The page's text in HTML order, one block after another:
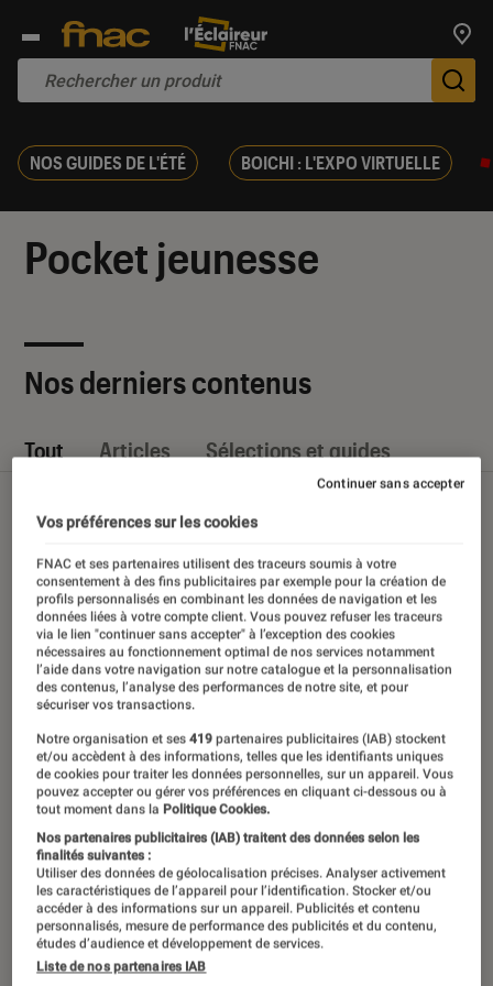
NOS GUIDES DE L'ÉTÉ BOICHI : L'EXPO VIRTUELLE
Pocket jeunesse
Nos derniers contenus
Tout Articles Sélections et guides
Vos préférences sur les cookies
FNAC et ses partenaires utilisent des traceurs soumis à votre
consentement à des fins publicitaires par exemple pour la création de
profils personnalisés en combinant les données de navigation et les
données liées à votre compte client. Vous pouvez refuser les traceurs
via le lien "continuer sans accepter" à l’exception des cookies
nécessaires au fonctionnement optimal de nos services notamment
l’aide dans votre navigation sur notre catalogue et la personnalisation
des contenus, l’analyse des performances de notre site, et pour
sécuriser vos transactions.
Notre organisation et ses419 partenaires publicitaires (IAB) stockent
et/ou accèdent à des informations, telles que les identifiants uniques
de cookies pour traiter les données personnelles, sur un appareil. Vous
pouvez accepter ou gérer vos préférences en cliquant ci-dessous ou à
tout moment dans la Politique Cookies.
Nos partenaires publicitaires (IAB) traitent des données selon les
finalités suivantes :
Utiliser des données de géolocalisation précises. Analyser activement
les caractéristiques de l’appareil pour l’identification. Stocker et/ou
accéder à des informations sur un appareil. Publicités et contenu
personnalisés, mesure de performance des publicités et du contenu,
études d’audience et développement de services.
Liste de nos partenaires IAB
Continuer sans accepter